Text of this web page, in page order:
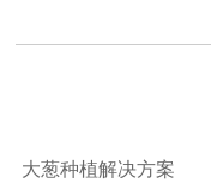
大葱种植解决方案